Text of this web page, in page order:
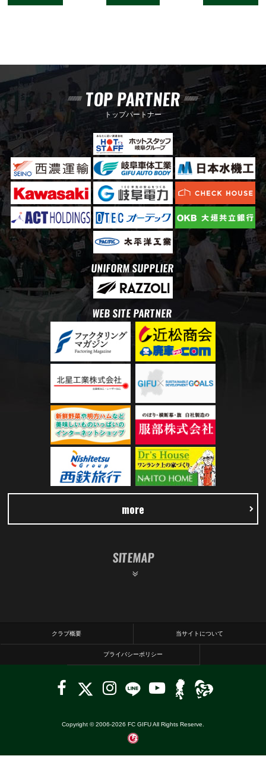
TOP PARTNER
トップパートナー
UNIFORM SUPPLIER
WEB SITE PARTNER
more
SITEMAP
クラブ概要 当サイトについて
プライバシーポリシー
Copyright © 2006-2026 FC GIFU All Rights Reserve.